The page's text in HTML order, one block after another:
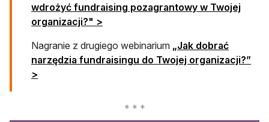
wdrożyć fundraising pozagrantowy w Twojej
organizacji?" >
Nagranie z drugiego webinarium „Jak dobrać
narzędzia fundraisingu do Twojej organizacji?”
>